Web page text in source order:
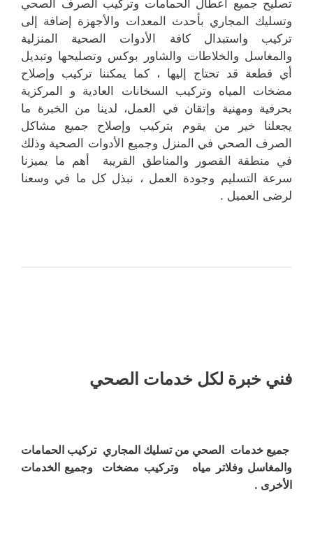
تصليح جميع أعطال الحمامات وتركيب الصرف الصحي
وتسليك المجاري بأحدث المعدات والأجهزة إضافة إلى
تركيب واستبدال كافة الأدوات الصحية المنزلية
والمغاسل والخلاطات والشاور بوكس وتصليحها وتبديل
أي قطعة قد تحتاج إليها ، كما يمكننا تركيب وإصلاح
مضخات المياه وتركيب السخانات العادية و المركزية
بحرفية ومهنية وإتقان في العمل، لدينا من الخبرة ما
يجعلنا خير من يقوم بتركيب وإصلاح جميع مشاكل
الصرف الصحي في المنزل وجميع الأدوات الصحية وذلك
في منطقة القصور والمناطق القريبة أهم ما يميزنا
سرعة التسليم وجودة العمل ، نبذل كل ما في وسعنا
لرضى العميل .
فني خبرة لكل خدمات الصحي
جميع خدمات الصحي من تسليك المجاري تركيب الحمامات
والمغاسل وفلاتر مياه وتركيب مضخات وجميع الخدمات
الأخرى .